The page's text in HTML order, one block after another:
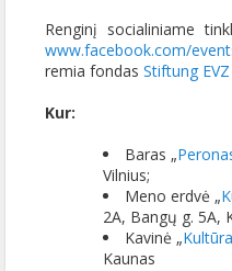
Renginį socialiniame
www.facebook.com/
remia fondas Stiftung EVZ
Kur:
Baras „
Vilnius;
Meno erdvė „
2A, Bangų g. 5A,
Kavinė „Kultūra
Kaunas